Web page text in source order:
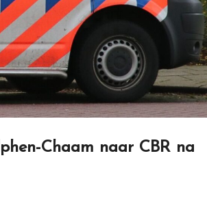
Chaam naar CBR na